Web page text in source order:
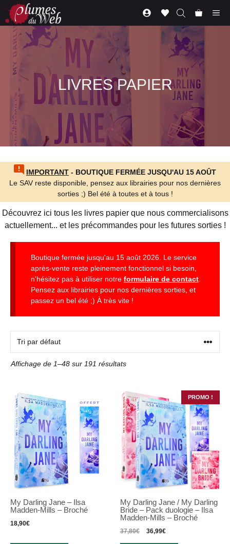
Aller
contenu
LIVRES PAPIER
IMPORTANT - BOUTIQUE FERMÉE JUSQU'AU 15 AOÛT
Le SAV reste disponible, pensez aux librairies pour nos dernières
sorties ;) Bel été à toutes et à tous !
Découvrez ici tous les livres papier que nous commercialisons
actuellement... et les précommandes pour les futures sorties !
Boutique fermée jusqu'au 15 août 2026. Le service
après-vente reste pleinement fonctionnel si besoin,
n'hésitez pas à utiliser notre formulaire de contact
Pensez aux librairies pour nos dernières sorties, et
passez un bel été ;) À très vite !
Affichage de 1–48 sur 191 résultats
My Darling Jane – Ilsa
Madden-Mills – Broché
18,90€
PROMO !
My Darling Jane / My Darling
Bride – Pack duologie – Ilsa
Madden-Mills – Broché
37,80€ 36,99€